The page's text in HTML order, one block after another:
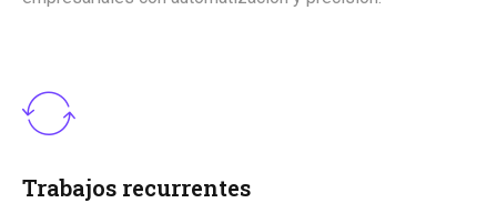
Trabajos recurrentes